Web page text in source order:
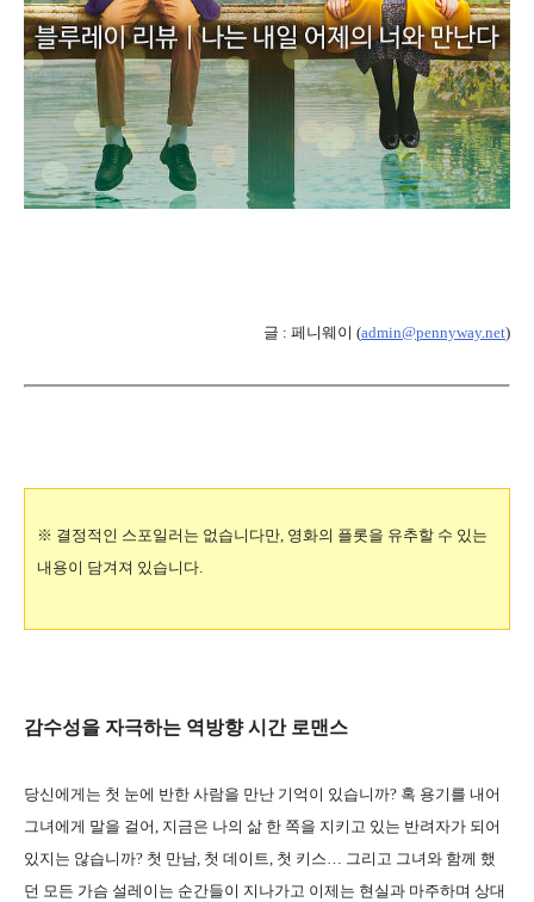
글 : 페니웨이 (admin@pennyway.net)
※ 결정적인 스포일러는 없습니다만, 영화의 플롯을 유추할 수 있는
내용이 담겨져 있습니다.
감수성을 자극하는 역방향 시간 로맨스
당신에게는 첫 눈에 반한 사람을 만난 기억이 있습니까? 혹 용기를 내어
그녀에게 말을 걸어, 지금은 나의 삶 한 쪽을 지키고 있는 반려자가 되어
있지는 않습니까? 첫 만남, 첫 데이트, 첫 키스… 그리고 그녀와 함께 했
던 모든 가슴 설레이는 순간들이 지나가고 이제는 현실과 마주하며 상대